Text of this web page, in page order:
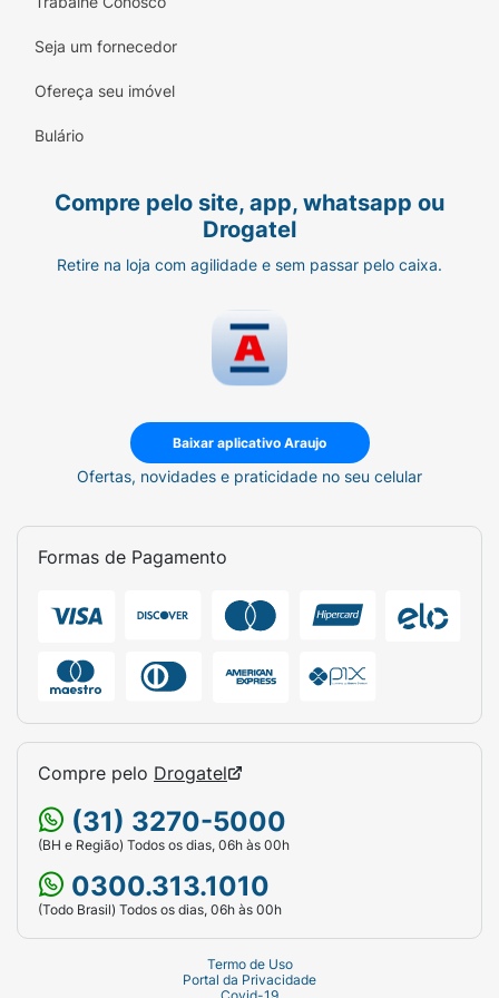
Chocolate e Pistache.
Sugestão de Preparo:
(30g) em aproximadamente 150ml de água
Consuma após o treino ou conforme a
saúde/nutrição.
BLACK SKULL - CAVEIRA PRETA!
sério seu treino.
Seja um fornecedor
Ofereça seu imóvel
Bulário
Compre pelo site, app, whatsapp ou
Drogatel
Retire na loja com agilidade e sem passar pelo caixa.
Baixar aplicativo Araujo
Ofertas, novidades e praticidade no seu celular
Formas de Pagamento
Compre pelo Drogatel
(31) 3270-5000
(BH e Região) Todos os dias, 06h às 00h
0300.313.1010
(Todo Brasil) Todos os dias, 06h às 00h
Termo de Uso
Portal da Privacidade